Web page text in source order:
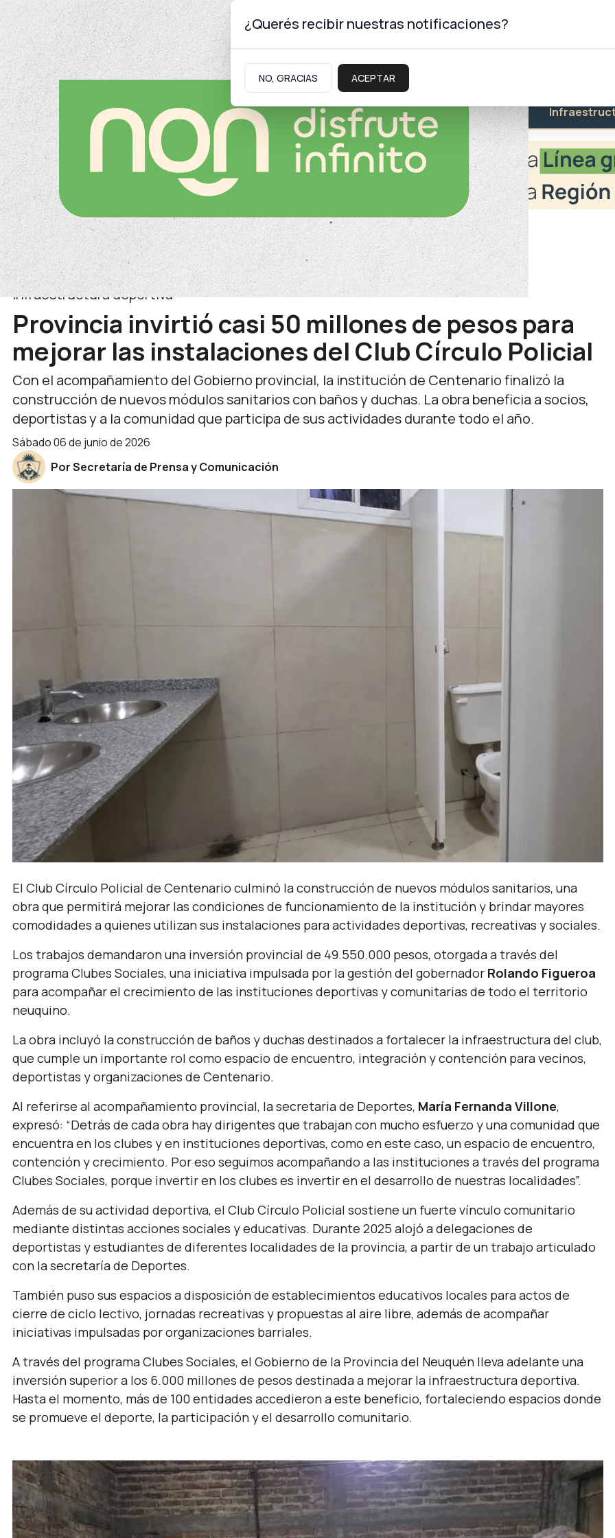
Miércoles 5deAgostode 2026
Neuquinidad Gabinete Turismo Educación Salud
Juventud
Infraestructura deportiva
Provincia invirtió casi 50 millones de pesos para
mejorar las instalaciones del Club Círculo Policial
Con el acompañamiento del Gobierno provincial, la institución de Centenario finalizó la
construcción de nuevos módulos sanitarios con baños y duchas. La obra beneficia a socios,
deportistas y a la comunidad que participa de sus actividades durante todo el año.
sábado 06 de junio de 2026
Por Secretaría de Prensa y Comunicación
El Club Círculo Policial de Centenario culminó la construcción de nuevos módulos sanitarios, una
obra que permitirá mejorar las condiciones de funcionamiento de la institución y brindar mayores
comodidades a quienes utilizan sus instalaciones para actividades deportivas, recreativas y sociales.
Los trabajos demandaron una inversión provincial de 49.550.000 pesos, otorgada a través del
programa Clubes Sociales, una iniciativa impulsada por la gestión del gobernador Rolando Figueroa
para acompañar el crecimiento de las instituciones deportivas y comunitarias de todo el territorio
neuquino.
La obra incluyó la construcción de baños y duchas destinados a fortalecer la infraestructura del club,
que cumple un importante rol como espacio de encuentro, integración y contención para vecinos,
deportistas y organizaciones de Centenario.
Al referirse al acompañamiento provincial, la secretaria de Deportes, María Fernanda Villone,
expresó: “Detrás de cada obra hay dirigentes que trabajan con mucho esfuerzo y una comunidad que
encuentra en los clubes y en instituciones deportivas, como en este caso, un espacio de encuentro,
contención y crecimiento. Por eso seguimos acompañando a las instituciones a través del programa
Clubes Sociales, porque invertir en los clubes es invertir en el desarrollo de nuestras localidades”.
Además de su actividad deportiva, el Club Círculo Policial sostiene un fuerte vínculo comunitario
mediante distintas acciones sociales y educativas. Durante 2025 alojó a delegaciones de
deportistas y estudiantes de diferentes localidades de la provincia, a partir de un trabajo articulado
con la secretaría de Deportes.
También puso sus espacios a disposición de establecimientos educativos locales para actos de
cierre de ciclo lectivo, jornadas recreativas y propuestas al aire libre, además de acompañar
iniciativas impulsadas por organizaciones barriales.
A través del programa Clubes Sociales, el Gobierno de la Provincia del Neuquén lleva adelante una
inversión superior a los 6.000 millones de pesos destinada a mejorar la infraestructura deportiva.
Hasta el momento, más de 100 entidades accedieron a este beneficio, fortaleciendo espacios donde
se promueve el deporte, la participación y el desarrollo comunitario.
¿Querés recibir nuestras notificaciones?
NO, GRACIAS ACEPTAR